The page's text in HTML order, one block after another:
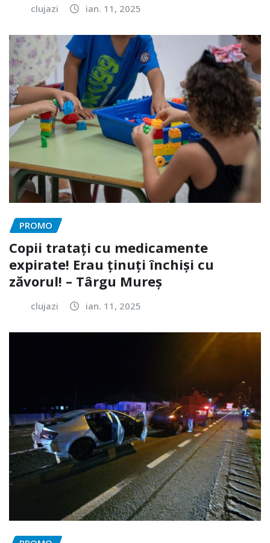
clujazi ian. 11, 2025
PROMO
Copii tratați cu medicamente
expirate! Erau ținuți închiși cu
zăvorul! – Târgu Mureș
clujazi ian. 11, 2025